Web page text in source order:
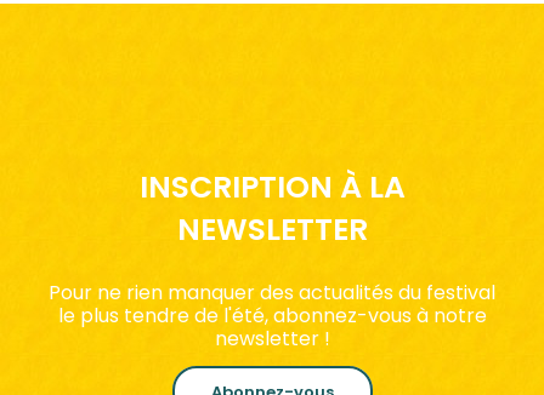
INSCRIPTION À LA
NEWSLETTER
Pour ne rien manquer des actualités du festival
le plus tendre de l'été, abonnez-vous à notre
newsletter !